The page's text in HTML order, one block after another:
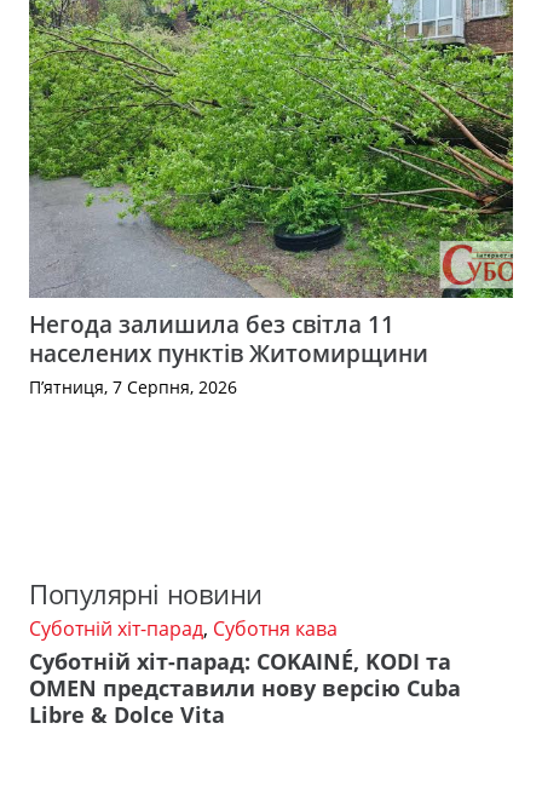
Негода залишила без світла 11
населених пунктів Житомирщини
П’ятниця, 7 Серпня, 2026
Популярні новини
Суботній хіт-парад, Суботня кава
Суботній хіт-парад: COKAINÉ, KODI та
OMEN представили нову версію Cuba
Libre & Dolce Vita